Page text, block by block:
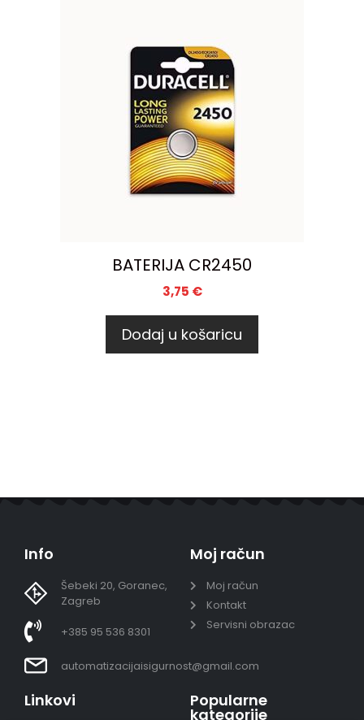
BATERIJA CR2450
3,75 €
Dodaj u košaricu
Info
Šebeki 20, Goranec,
Zagreb
+385 95 536 8301
automatizacijaisigurnost@gmail.com
Moj račun
Moj račun
Kontakt
Servisni obrazac
Linkovi Popularne
kategorije